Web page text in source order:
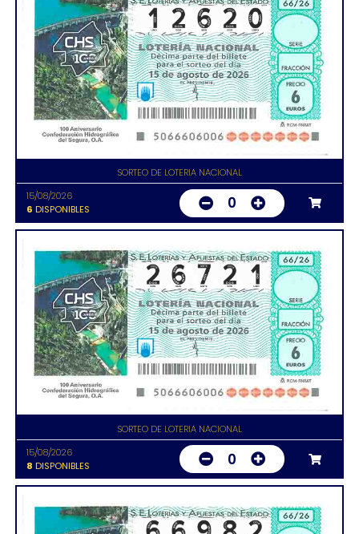
SORTEO DE LOTERIA NACIONAL
15/08/2026
6 DISPONIBLES 0
SORTEO DE LOTERIA NACIONAL
15/08/2026
8 DISPONIBLES 0